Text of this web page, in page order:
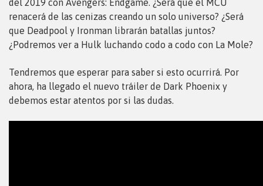
del 2019 con Avengers: Endgame. ¿Será que el MCU
renacerá de las cenizas creando un solo universo? ¿Será
que Deadpool y Ironman librarán batallas juntos?
¿Podremos ver a Hulk luchando codo a codo con La Mole?
Tendremos que esperar para saber si esto ocurrirá. Por
ahora, ha llegado el nuevo tráiler de Dark Phoenix y
debemos estar atentos por si las dudas.